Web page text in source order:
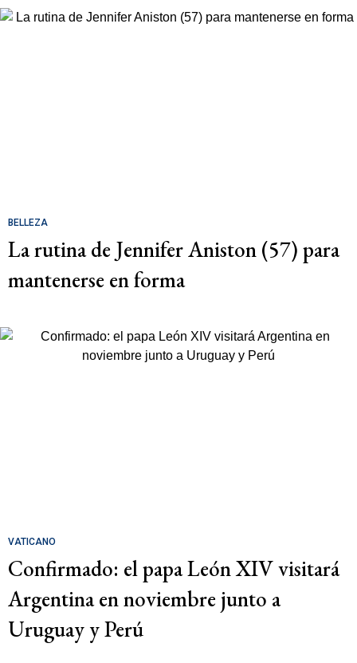
BELLEZA
La rutina de Jennifer Aniston (57) para
mantenerse en forma
VATICANO
Confirmado: el papa León XIV visitará
Argentina en noviembre junto a
Uruguay y Perú